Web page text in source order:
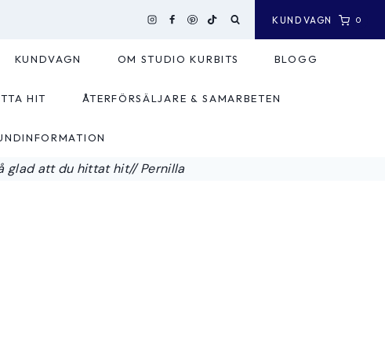
KUNDVAGN 0
KUNDVAGN OM STUDIO KURBITS BLOGG
HIT ÅTERFÖRSÄLJARE & SAMARBETEN
glad att du hittat hit// Pernilla